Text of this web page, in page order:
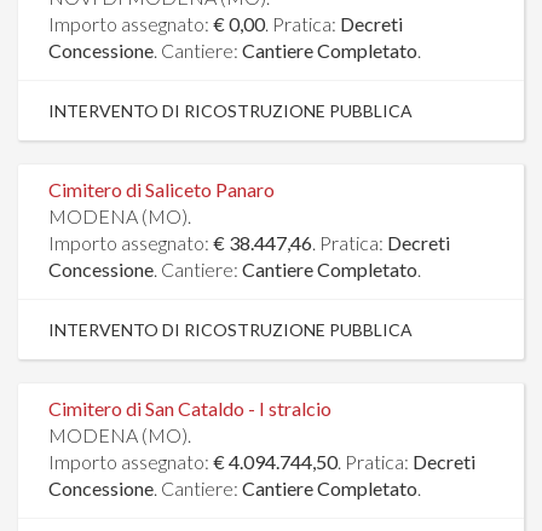
Importo assegnato: € 0,00. Pratica: Decreti
Concessione. Cantiere: Cantiere Completato.
INTERVENTO DI RICOSTRUZIONE PUBBLICA
Cimitero di Saliceto Panaro
MODENA (MO).
Importo assegnato: € 38.447,46. Pratica: Decreti
Concessione. Cantiere: Cantiere Completato.
INTERVENTO DI RICOSTRUZIONE PUBBLICA
Cimitero di San Cataldo - I stralcio
MODENA (MO).
Importo assegnato: € 4.094.744,50. Pratica: Decreti
Concessione. Cantiere: Cantiere Completato.